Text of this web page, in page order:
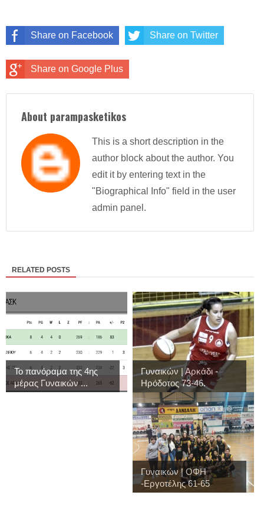
Share on Facebook Share on Twitter
Share on Google Plus
About parampasketikos
This is a short description in the
author block about the author. You
edit it by entering text in the
"Biographical Info" field in the user
admin panel.
RELATED POSTS
Το πανόραμα της 4ης
μέρας Γυναικών ...
Γυναικών | Αρκάδι -
Ηρόδοτος 73-46.
Γυναικών | ΟΦΗ
-Εργοτέλης 61-65